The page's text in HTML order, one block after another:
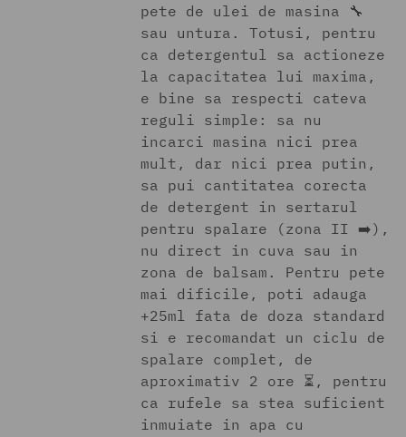
pete de ulei de masina 🔧
sau untura. Totusi, pentru
ca detergentul sa actioneze
la capacitatea lui maxima,
e bine sa respecti cateva
reguli simple: sa nu
incarci masina nici prea
mult, dar nici prea putin,
sa pui cantitatea corecta
de detergent in sertarul
pentru spalare (zona II ➡️),
nu direct in cuva sau in
zona de balsam. Pentru pete
mai dificile, poti adauga
+25ml fata de doza standard
si e recomandat un ciclu de
spalare complet, de
aproximativ 2 ore ⏳, pentru
ca rufele sa stea suficient
inmuiate in apa cu